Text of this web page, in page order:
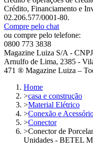
Crédito, Financiamento e
02.206.577/0001-80.
Compre pelo chat
ou compre pelo telefone:
0800 773 3838
Magazine Luiza S/A -
Arnulfo de Lima, 2385 -
471 ® Magazine Luiza –
Home
>casa e construção
>Material Elétrico
>Conexão e
>Conector
>Conector de
Unidades - BETEL